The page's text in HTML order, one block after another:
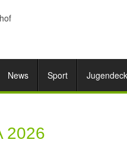
News Sport
2026